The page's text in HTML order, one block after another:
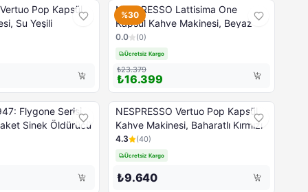
Pop Kapsül
Su Yeşili
%30
NESPRESSO Lattisima One
Kapsül Kahve Makinesi, Beyaz
0.0 (0)
Ücretsiz Kargo
₺23.379
₺16.399
Flygone Serisi
Sinek Öldürücü
NESPRESSO Vertuo Pop Kapsül
Kahve Makinesi, Baharatlı Kırmızı
4.3 (40)
Ücretsiz Kargo
₺9.640